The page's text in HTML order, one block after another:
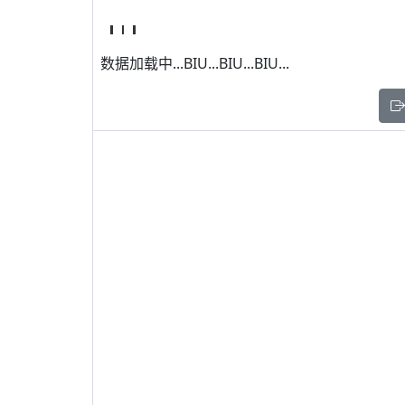
数据加载中...BIU...BIU...BIU...